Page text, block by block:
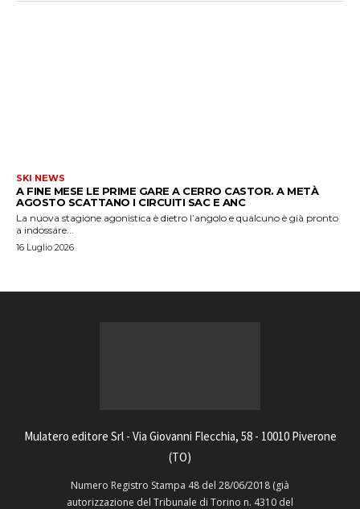
SKI NEWS
A FINE MESE LE PRIME GARE A CERRO CASTOR. A METÀ
AGOSTO SCATTANO I CIRCUITI SAC E ANC
La nuova stagione agonistica è dietro l’angolo e qualcuno è già pronto
a indossare...
16 Luglio 2026
Mulatero editore Srl - Via Giovanni Flecchia, 58 - 10010 Piverone
(TO)
Numero Registro Stampa 48 del 28/06/2018 (già
autorizzazione del Tribunale di Torino n. 4310 del